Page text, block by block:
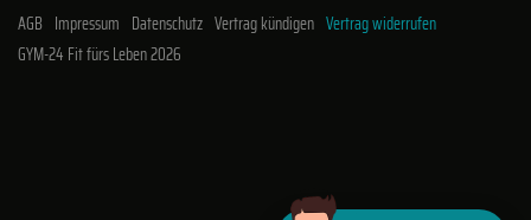
AGB Impressum Datenschutz Vertrag kündigen Vertrag widerrufen
GYM-24 Fit fürs Leben 2026